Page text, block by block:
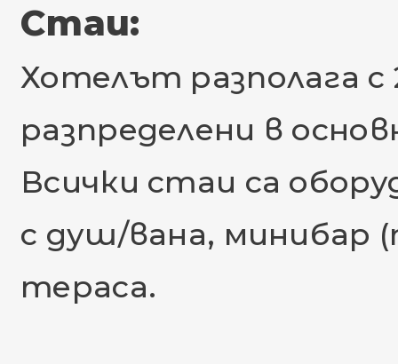
Стаи:
Хотелът разполага с
разпределени в
Всички стаи са
с душ/вана, минибар
тераса.